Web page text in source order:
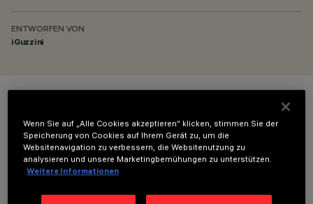
ENTWORFEN VON
iGuzzini
Wenn Sie auf „Alle Cookies akzeptieren“ klicken, stimmen Sie der
Speicherung von Cookies auf Ihrem Gerät zu, um die
Websitenavigation zu verbessern, die Websitenutzung zu
analysieren und unsere Marketingbemühungen zu unterstützen.
Weitere Informationen